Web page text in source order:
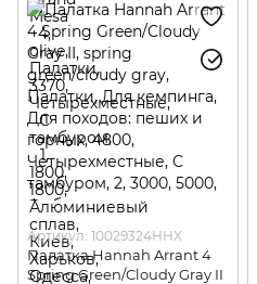
Артикул: 10029324HHX
Палатка Hannah Arrant 4
Spring Green/Cloudy Gray II